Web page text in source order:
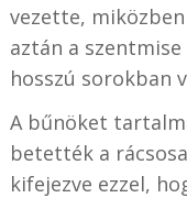
vezette,
aztán a
hosszú sorokban
A bűnöket
betették a
kifejezve ezzel,